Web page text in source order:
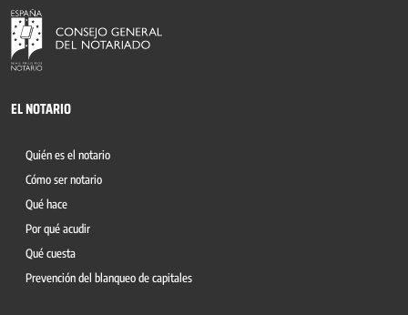
EL NOTARIO
Quién es el notario
Cómo ser notario
Qué hace
Por qué acudir
Qué cuesta
Prevención del blanqueo de capitales